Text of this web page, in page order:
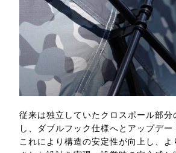
従来は独立していたクロスポール部分
し、ダブルフック仕様へとアップデー
これにより構造の安定性が向上し、よ